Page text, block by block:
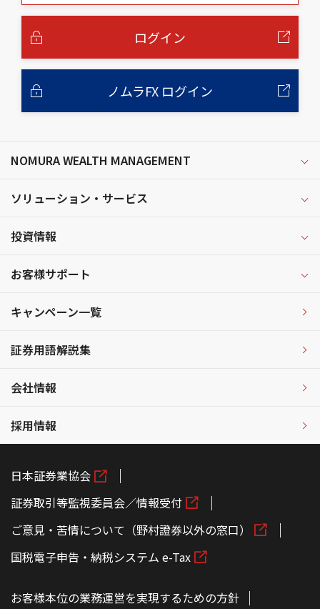
ログイン
ノムラFX ログイン
NOMURA WEALTH MANAGEMENT
ソリューション・サービス
投資情報
お客様サポート
キャンペーン一覧
証券用語解説集
会社情報
採用情報
日本証券業協会
証券取引等監視委員会／情報受付
ご意見・苦情について（野村證券以外の窓口）
国税電子申告・納税システム e-Tax
お客様本位の業務運営を実現するための方針